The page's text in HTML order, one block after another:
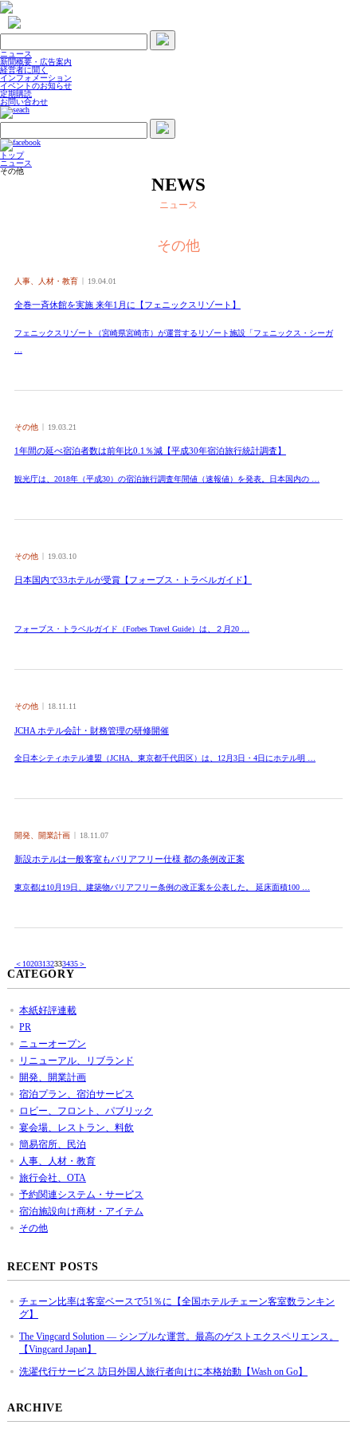
ニュース
新聞概要・広告案内
経営者に聞く
インフォメーション
イベントのお知らせ
定期購読
お問い合わせ
トップ
ニュース
その他
NEWS
ニュース
その他
人事、人材・教育 19.04.01
全巻一斉休館を実施 来年1月に【フェニックスリゾート】
フェニックスリゾート（宮崎県宮崎市）が運営するリゾート施設「フェニックス・シーガ
その他 19.03.21
1年間の延べ宿泊者数は前年比0.1％減【平成30年宿泊旅行統計調査】
観光庁は、2018年（平成30）の宿泊旅行調査年間値（速報値）を発表。日本国内の …
その他 19.03.10
日本国内で33ホテルが受賞【フォーブス・トラベルガイド】
フォーブス・トラベルガイド（Forbes Travel Guide）は、２月20 …
その他 18.11.11
JCHA ホテル会計・財務管理の研修開催
全日本シティホテル連盟（JCHA、東京都千代田区）は、12月3日・4日にホテル明 …
開発、開業計画 18.11.07
新設ホテルは一般客室もバリアフリー仕様 都の条例改正案
東京都は10月19日、建築物バリアフリー条例の改正案を公表した。 延床面積100 …
＜ 10203132333435＞
CATEGORY
本紙好評連載
PR
ニューオープン
リニューアル、リブランド
開発、開業計画
宿泊プラン、宿泊サービス
ロビー、フロント、パブリック
宴会場、レストラン、料飲
簡易宿所、民泊
人事、人材・教育
旅行会社、OTA
予約関連システム・サービス
宿泊施設向け商材・アイテム
その他
RECENT POSTS
チェーン比率は客室ベースで51％に【全国ホテルチェーン客室数ランキン
グ】
The Vingcard Solution ― シンプルな運営。最高のゲストエクスペリエンス。
【Vingcard Japan】
洗濯代行サービス 訪日外国人旅行者向けに本格始動【Wash on Go】
ARCHIVE